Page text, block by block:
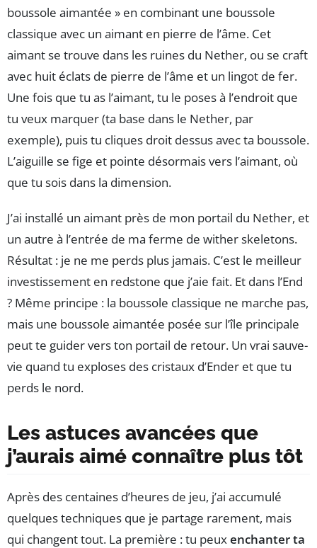
boussole aimantée » en combinant une boussole
classique avec un aimant en pierre de l’âme. Cet
aimant se trouve dans les ruines du Nether, ou se craft
avec huit éclats de pierre de l’âme et un lingot de fer.
Une fois que tu as l’aimant, tu le poses à l’endroit que
tu veux marquer (ta base dans le Nether, par
exemple), puis tu cliques droit dessus avec ta boussole.
L’aiguille se fige et pointe désormais vers l’aimant, où
que tu sois dans la dimension.
J’ai installé un aimant près de mon portail du Nether, et
un autre à l’entrée de ma ferme de wither skeletons.
Résultat : je ne me perds plus jamais. C’est le meilleur
investissement en redstone que j’aie fait. Et dans l’End
? Même principe : la boussole classique ne marche pas,
mais une boussole aimantée posée sur l’île principale
peut te guider vers ton portail de retour. Un vrai sauve-
vie quand tu exploses des cristaux d’Ender et que tu
perds le nord.
Les astuces avancées que
j’aurais aimé connaître plus tôt
Après des centaines d’heures de jeu, j’ai accumulé
quelques techniques que je partage rarement, mais
qui changent tout. La première : tu peuxenchanter ta